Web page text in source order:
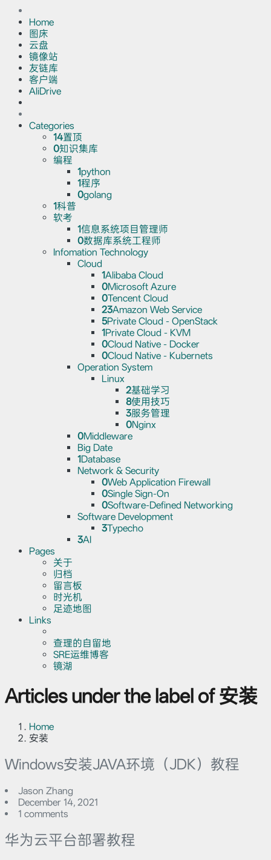
Home
图床
云盘
镜像站
友链库
客户端
AliDrive
Categories
14置顶
0知识集库
编程
1python
1程序
0golang
1科普
软考
1信息系统项目管理师
0数据库系统工程师
Infomation Technology
Cloud
1Alibaba Cloud
0Microsoft Azure
0Tencent Cloud
23Amazon Web Service
5Private Cloud - OpenStack
1Private Cloud - KVM
0Cloud Native - Docker
0Cloud Native - Kubernets
Operation System
Linux
2基础学习
8使用技巧
3服务管理
0Nginx
0Middleware
Big Date
1Database
Network & Security
0Web Application Firewall
0Single Sign-On
0Software-Defined Networking
Software Development
3Typecho
3AI
Pages
关于
归档
留言板
时光机
足迹地图
Links
查理的自留地
SRE运维博客
镜湖
Articles under the label of 安装
Home
安装
Windows安装JAVA环境（JDK）教程
Jason Zhang
December 14, 2021
1 comments
华为云平台部署教程